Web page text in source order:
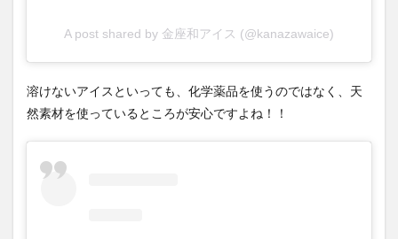
A post shared by 金座和アイス (@kanazawaice)
溶けないアイスといっても、化学薬品を使うのではなく、天
然素材を使っているところが安心ですよね！！